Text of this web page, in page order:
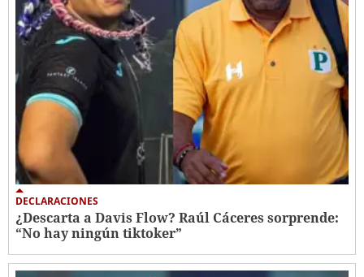
DECLARACIONES
¿Descarta a Davis Flow? Raúl Cáceres sorprende:
“No hay ningún tiktoker”